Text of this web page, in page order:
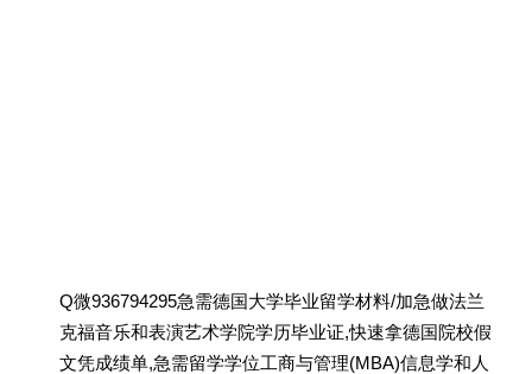
Q微936794295急需德国大学毕业留学材料/加急做法兰
克福音乐和表演艺术学院学历毕业证,快速拿德国院校假
文凭成绩单,急需留学学位工商与管理(MBA)信息学和人